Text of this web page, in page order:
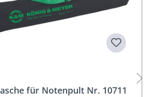
für Notenpult Nr. 10711